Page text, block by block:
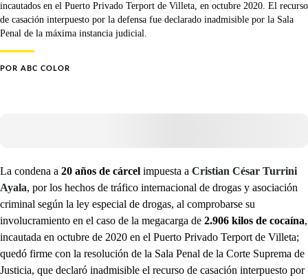
incautados en el Puerto Privado Terport de Villeta, en octubre 2020. El recurso
de casación interpuesto por la defensa fue declarado inadmisible por la Sala
Penal de la máxima instancia judicial.
POR ABC COLOR
La condena a 20 años de cárcel impuesta a Cristian César Turrini
Ayala, por los hechos de tráfico internacional de drogas y asociación
criminal según la ley especial de drogas, al comprobarse su
involucramiento en el caso de la megacarga de 2.906 kilos de cocaína,
incautada en octubre de 2020 en el Puerto Privado Terport de Villeta;
quedó firme con la resolución de la Sala Penal de la Corte Suprema de
Justicia, que declaró inadmisible el recurso de casación interpuesto por